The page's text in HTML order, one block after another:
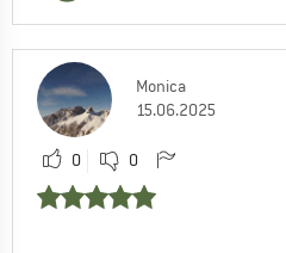
Monica
15.06.2025
0 0